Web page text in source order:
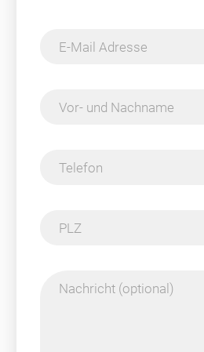
E-Mail Adresse
Vor- und Nachname
Telefon
PLZ
Nachricht (optional)